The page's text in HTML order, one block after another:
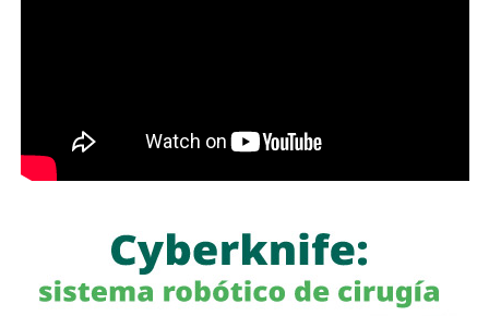
en medio de la calle, pero la mayoría de los que piden la
señal con el aviso son los mismos que, a propósito, no
ser cortés con los peatones que intentan
Señales faltan más, como una que indique para qué o